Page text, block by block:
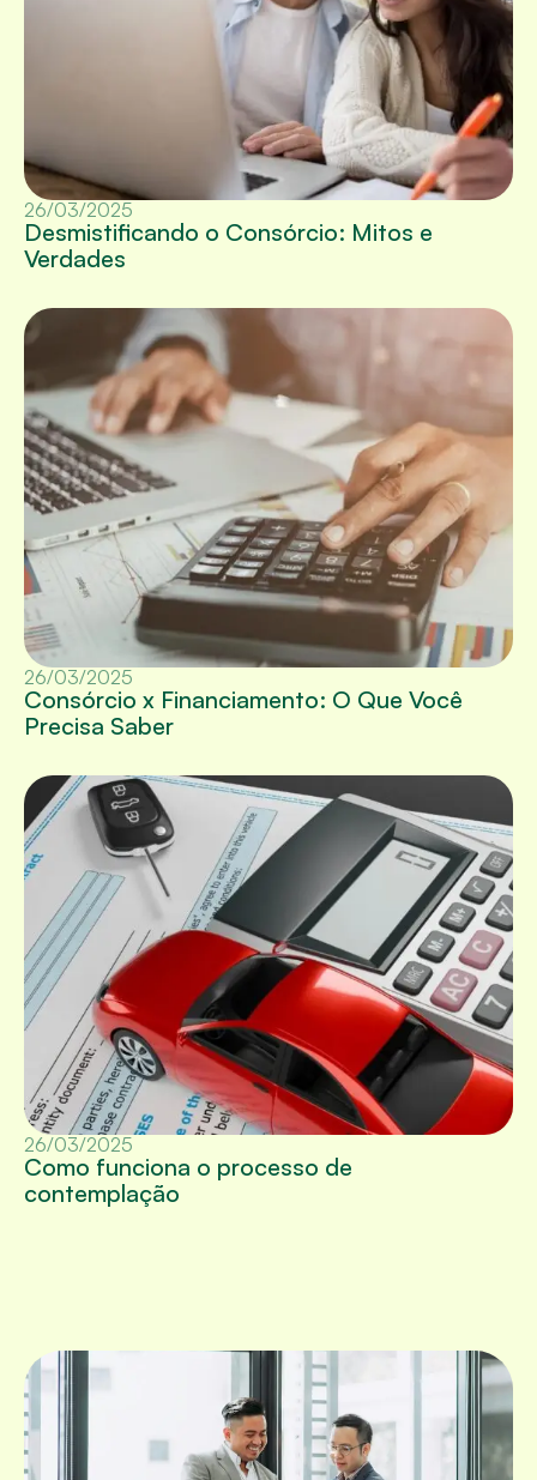
26/03/2025
Desmistificando o Consórcio: Mitos e
Verdades
26/03/2025
Consórcio x Financiamento: O Que Você
Precisa Saber
26/03/2025
Como funciona o processo de
contemplação